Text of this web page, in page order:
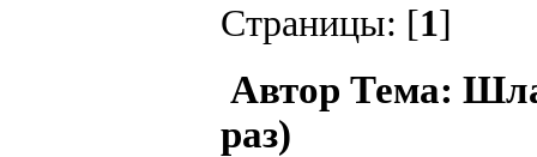
Страницы: [1]
Автор Тема:
раз)